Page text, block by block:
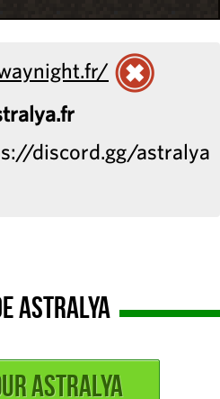
discord.gg/astralya
Astralya